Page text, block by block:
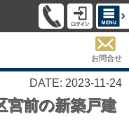
お問合せ
DATE: 2023-11-24
宮前の新築戸建